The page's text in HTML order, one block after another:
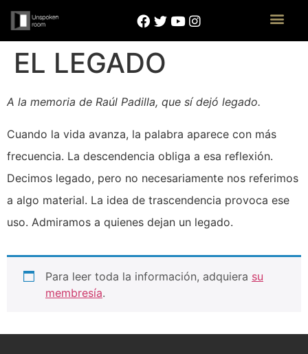
EL LEGADO
A la memoria de Raúl Padilla, que sí dejó legado.
Cuando la vida avanza, la palabra aparece con más
frecuencia. La descendencia obliga a esa reflexión.
Decimos legado, pero no necesariamente nos referimos
a algo material. La idea de trascendencia provoca ese
uso. Admiramos a quienes dejan un legado.
Para leer toda la información, adquiera su
membresía.